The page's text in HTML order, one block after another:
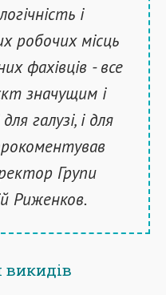
і
робочих місць
фахівців - все
значущим і
галузі, і для
Групи
Риженков.